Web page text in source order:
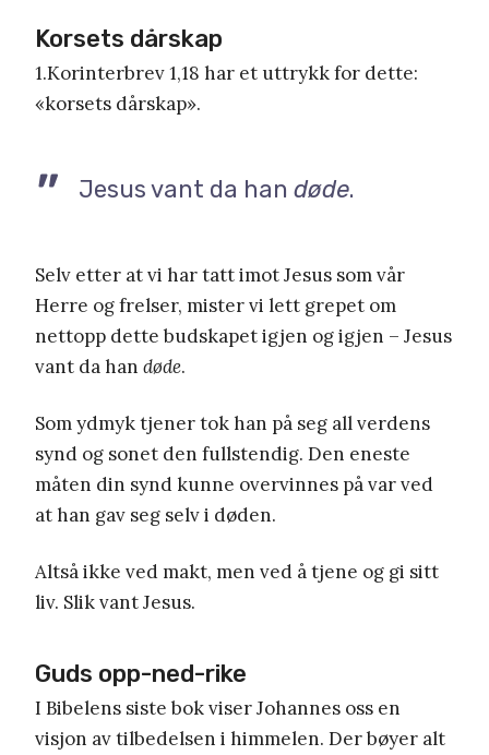
Korsets dårskap
1.Korinterbrev 1,18 har et uttrykk for dette:
«korsets dårskap».
Jesus vant da han døde.
Selv etter at vi har tatt imot Jesus som vår
Herre og frelser, mister vi lett grepet om
nettopp dette budskapet igjen og igjen – Jesus
vant da han døde.
Som ydmyk tjener tok han på seg all verdens
synd og sonet den fullstendig. Den eneste
måten din synd kunne overvinnes på var ved
at han gav seg selv i døden.
Altså ikke ved makt, men ved å tjene og gi sitt
liv. Slik vant Jesus.
Guds opp-ned-rike
I Bibelens siste bok viser Johannes oss en
visjon av tilbedelsen i himmelen. Der bøyer alt